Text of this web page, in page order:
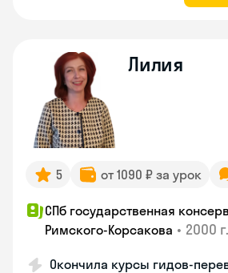
Лилия
5 от 1090 ₽ за урок
СПб государственная
Римского-Корсакова • 2000 г.
Окончила курсы гидов-